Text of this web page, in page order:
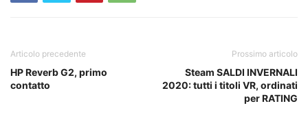
Articolo precedente
HP Reverb G2, primo
contatto
Prossimo articolo
Steam SALDI INVERNALI
2020: tutti i titoli VR, ordinati
per RATING